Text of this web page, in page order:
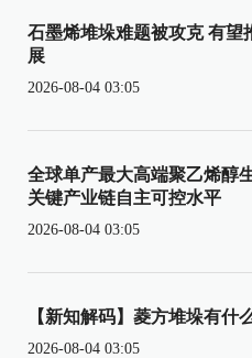
石墨烯堆垛难题被攻克 有望
展
2026-08-04 03:05
全球单产最大高端聚乙烯醇
关键产业链自主可控水平
2026-08-04 03:05
【新知解码】菱方堆垛有什
2026-08-04 03:05